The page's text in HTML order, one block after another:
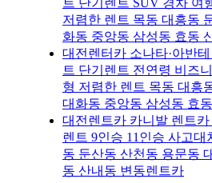
트 단기렌트 SUV 경차 여
저렴한 렌트 목동 대흥동
화동 중앙동 삼성동 효동
대전렌터카 소나타·아반
트 단기렌트 전연령 비즈
형 저렴한 렌트 목동 대흥
대화동 중앙동 삼성동 효
대전렌트카 카니발 렌트카
렌트 9인승 11인승 사고
동 둔산동 산천동 용문동
동 산내동 변동렌트카